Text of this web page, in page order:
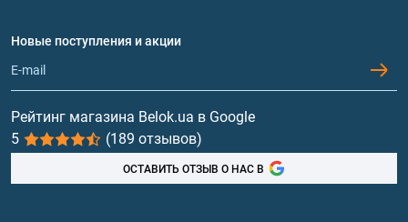
Обмен и возврат
Протеин
Гейнеры
Витамины и минералы
Рыбий жир, жирные кислоты
Новые поступления и акции
Рейтинг магазина Belok.ua в Google
5
(189 отзывов)
ОСТАВИТЬ ОТЗЫВ О НАС В